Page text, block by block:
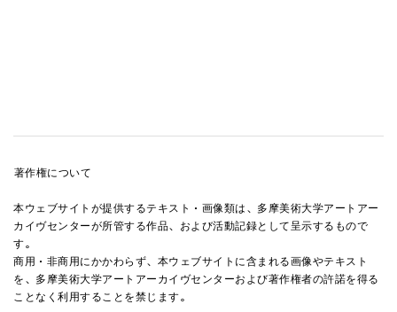
著作権について
本ウェブサイトが提供するテキスト・画像類は、多摩美術大学アートアー
カイヴセンターが所管する作品、および活動記録として呈示するもので
す。
商用・非商用にかかわらず、本ウェブサイトに含まれる画像やテキスト
を、多摩美術大学アートアーカイヴセンターおよび著作権者の許諾を得る
ことなく利用することを禁じます。